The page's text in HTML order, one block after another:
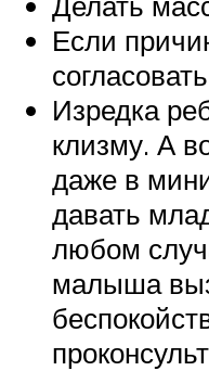
Если
Изредка
клизму. А
даже в
давать
любом
малыша